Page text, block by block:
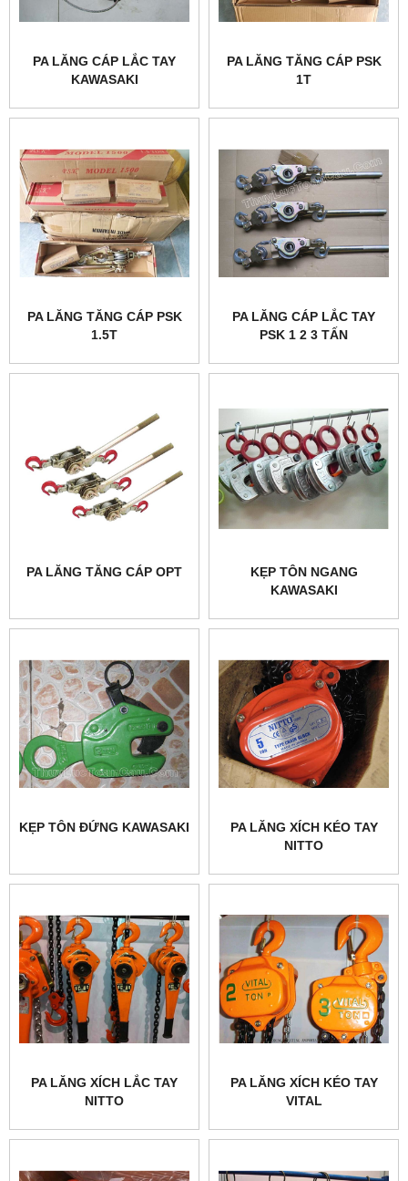
PA LĂNG CÁP LẮC TAY
KAWASAKI
PA LĂNG TĂNG CÁP PSK
1T
PA LĂNG TĂNG CÁP PSK
1.5T
PA LĂNG CÁP LẮC TAY
PSK 1 2 3 TẤN
PA LĂNG TĂNG CÁP OPT
KẸP TÔN NGANG
KAWASAKI
KẸP TÔN ĐỨNG KAWASAKI
PA LĂNG XÍCH KÉO TAY
NITTO
PA LĂNG XÍCH LẮC TAY
NITTO
PA LĂNG XÍCH KÉO TAY
VITAL